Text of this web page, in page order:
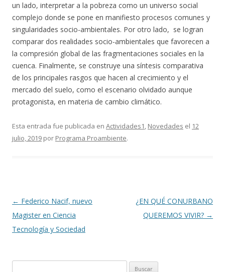
un lado, interpretar a la pobreza como un universo social
complejo donde se pone en manifiesto procesos comunes y
singularidades socio-ambientales. Por otro lado, se logran
comparar dos realidades socio-ambientales que favorecen a
la compresión global de las fragmentaciones sociales en la
cuenca. Finalmente, se construye una síntesis comparativa
de los principales rasgos que hacen al crecimiento y el
mercado del suelo, como el escenario olvidado aunque
protagonista, en materia de cambio climático.
Esta entrada fue publicada en Actividades1, Novedades el 12
julio, 2019 por Programa Proambiente.
Navegación
de
entradas
← Federico Nacif, nuevo
Magister en Ciencia
Tecnología y Sociedad
¿EN QUÉ CONURBANO
QUEREMOS VIVIR? →